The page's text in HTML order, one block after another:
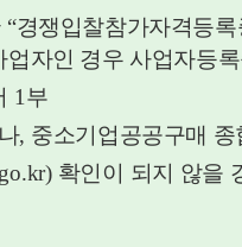
“경쟁입찰참가자격등록
업자인 경우 사업자등
1 부
, 중소기업공공구매 종
확인이 되지 않을